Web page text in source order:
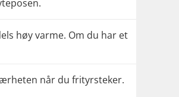
høy varme. Om du har et
når du frityrsteker.